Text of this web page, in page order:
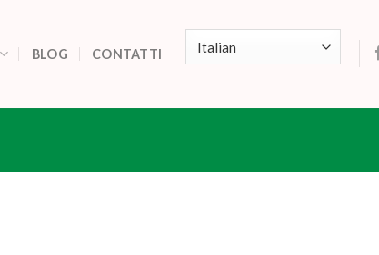
BLOG CONTATTI